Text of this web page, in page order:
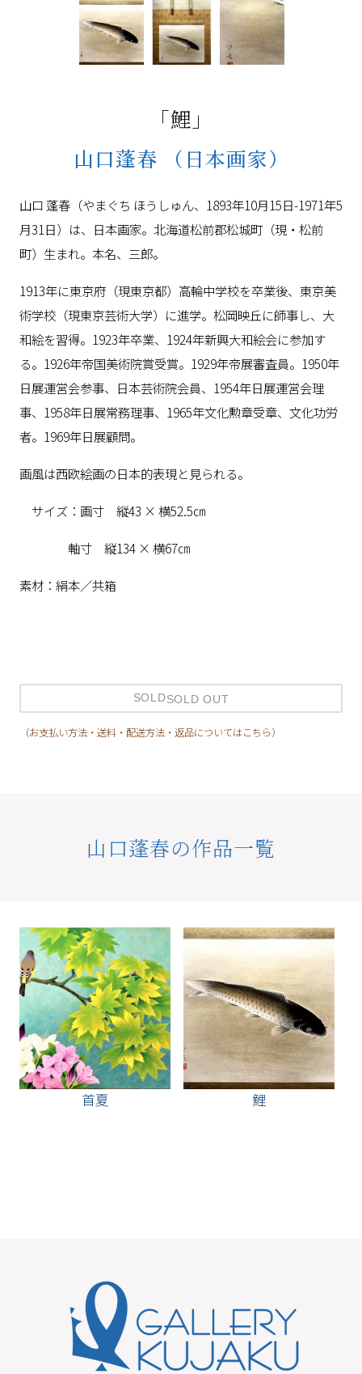
「鯉」
山口蓬春
（日本画家）
山口 蓬春（やまぐち ほうしゅん、1893年10月15日-1971年5
月31日）は、日本画家。北海道松前郡松城町（現・松前
町）生まれ。本名、三郎。
1913年に東京府（現東京都）高輪中学校を卒業後、東京美
術学校（現東京芸術大学）に進学。松岡映丘に師事し、大
和絵を習得。1923年卒業、1924年新興大和絵会に参加す
る。1926年帝国美術院賞受賞。1929年帝展審査員。1950年
日展運営会参事、日本芸術院会員、1954年日展運営会理
事、1958年日展常務理事、1965年文化勲章受章、文化功労
者。1969年日展顧問。
画風は西欧絵画の日本的表現と見られる。
サイズ：画寸 縦43 × 横52.5㎝
軸寸 縦134 × 横67㎝
素材：絹本／共箱
SOLD
（お支払い方法・送料・配送方法・返品についてはこちら）
山口蓬春の作品一覧
首夏 鯉